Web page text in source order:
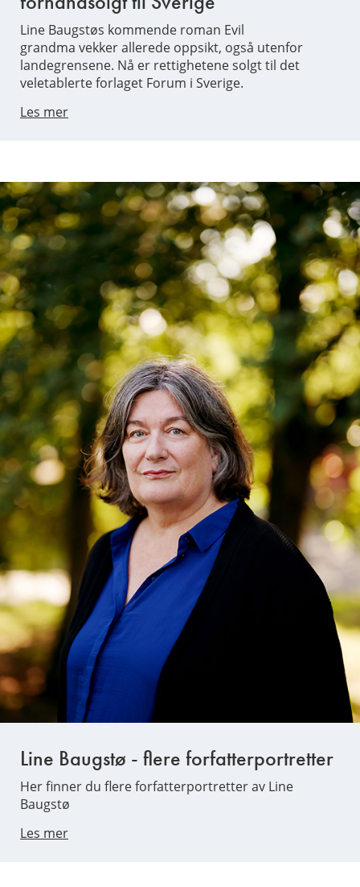
Line Baugstøs kommende roman Evil
grandma vekker allerede oppsikt, også utenfor
landegrensene. Nå er rettighetene solgt til det
veletablerte forlaget Forum i Sverige.
Les mer
Line Baugstø - flere forfatterportretter
Her finner du flere forfatterportretter av Line
Baugstø
Les mer